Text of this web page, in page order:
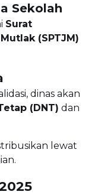
Sekolah
Surat
(SPTJM)
dinas akan
(DNT) dan
lewat